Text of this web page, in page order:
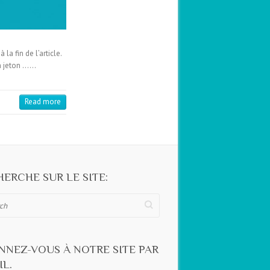
la fin de l’article.
jeton ……
Read more
SUR LE SITE:
VOUS À NOTRE SITE PAR